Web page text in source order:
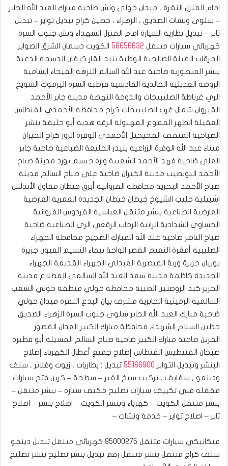
امام المنزل النقرة ، ميدان حولي ونش ضاحية مبارك العبد الله الجابر
– سلوى ونشات الصديق ، الزهراء ، حطين كراج تبديل تواير – تبديل
تاير – تبديل بطارية السيارة امام المنزل الشهداء ونش جنوب السرة
كهربائي سيارات متنقل 56656632 الكويت دسمان الشرق الصوابر
المرقاب القبلة الصالحية الوطية بنيد القار كيفان الدسمة الدعية
بنشر المنصورية ضاحية عبد الله السالم النزهة الفيحاء الشامية
الروضة العديلية الخالدية القادسية قرطبة السرة اليرموك الشويخ
الري غرناطة الصليبيخات والدوحة النهضة مدينة جابر الأحمد
القيروان شمال غرب الصليبيخات كراج محافظة الأحمدي الفنطاس
العقيلة الظهر المقوع المهبولة الرقة هدية أبو حليفة بنشر
الصباحية المنقف الفحيحيل الأحمدي الوفرة الزور كراج الخيران
ميناء عبد الله الوفرة الزراعية بنيدر الجليعة الضباعية ضاحية جابر
العلي ضاحية فهد الأحمد الشعيبة واره جبسم بورد مدينة صباح
الأحمد النويصيب مدينة الخيران ضاحية علي صباح السالم مدينة
صباح الأحمد البحرية محافظة الفروانية أبرق خيطان مقاول الأندلس
اشبيلية جليب الشيوخ خيطان خيطان الجديدة العمرية العارضية
العارضية الصناعية بنشر متنقل العباسية الفردوس الفروانية
الحساوي الشدادية الرابية الرحاب الرقعي الري الصناعية ضاحية
صباح الناصر ضاحية عبد الله المبارك الضجيج محافظة الجهراء
الصليبية أمغرة النعيم القصر الواحة تيماء النسيم العيون جزيرة
بوبيان جزيرة وربة القيصرية العبدلي الجهراء القديمة الجهراء
الجديدة كاظمة مدينة سعد العبد الله السالمي المطلاع مدينة
الحرير كبد الروضتين الصبية محافظة حولي منطقة حولي الشعب
السالمية الرميثية الجابرية مشرف بيان البدع النقرة ميدان حولي
ضاحية مبارك العبد الله الجابر سلوى جنوب السرة الزهراء الصديق
حطين السلام الشهداء محافظة مبارك الكبير العدان القصور
القرين ضاحية مبارك الكبير ضاحية صباح السالم المسيلة أبو فطيرة
صبحان الفنيطيس الفنطاس إصلاح جميع أعطال الكهرباء إصلاح
البنشر وتبديل التواير 55166900 تبديل : بطاريات , زيوت وفلاتر , سلف
ودينمو , سفايف , تركيب سيخ القير – سطحة – كرين فتح سيارات
مقفله فني تكييف سيارات تصليح مكيف سيارة – بنشر متنقل –
بنشر متنقل الكويت – كهرباء وبنشر الكويت – اصلاح بنشر – اصلاح
تاير – اصلاح تواير – خدمة ونشات –
ميكانيكي سيارات متنقل 95000275 كهربائي متنقل تبديل دينمو
سلف كراج متنقل بنشر متنقل رقم تبديل بنشر تصليح بنشر تصليح